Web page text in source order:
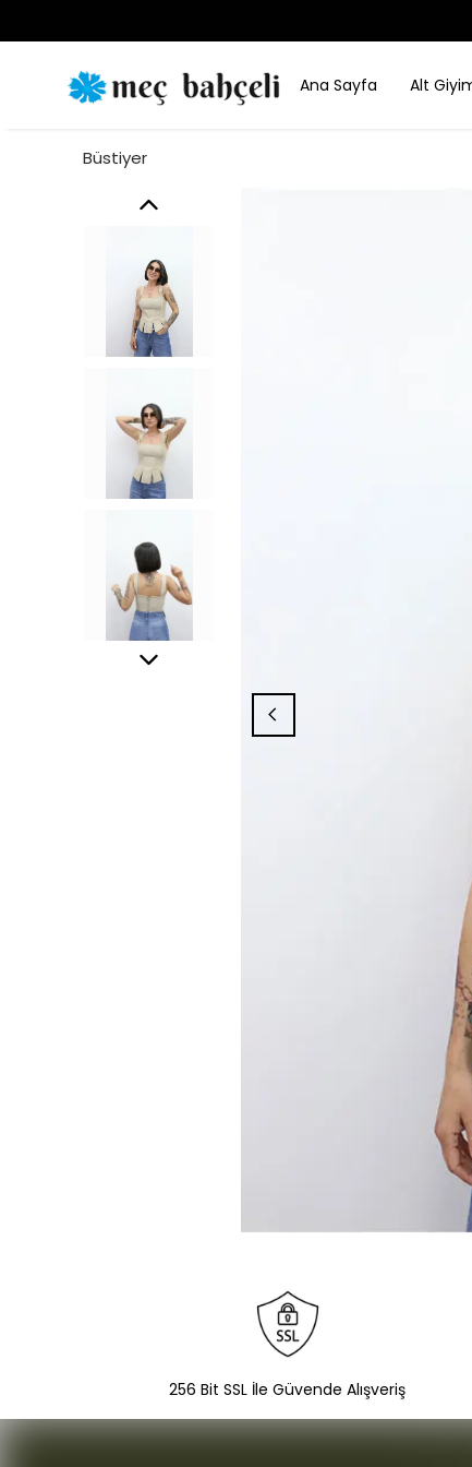
Ana Sayfa Alt
Büstiyer
256 Bit SSL İle Güvende Alışveriş